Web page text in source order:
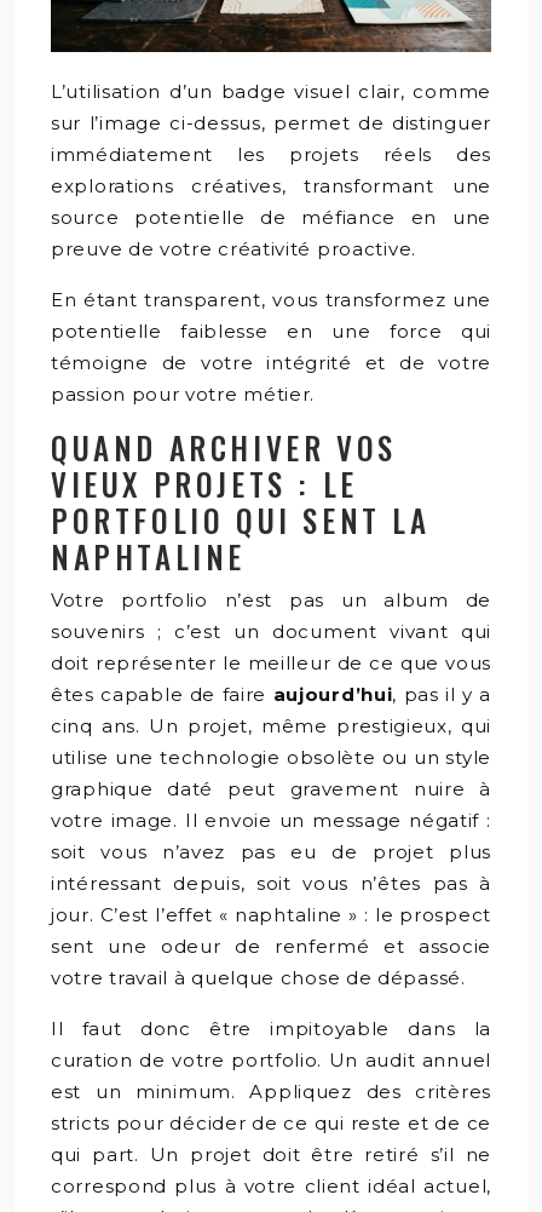
L’utilisation d’un badge visuel clair, comme
sur l’image ci-dessus, permet de distinguer
immédiatement les projets réels des
explorations créatives, transformant une
source potentielle de méfiance en une
preuve de votre créativité proactive.
En étant transparent, vous transformez une
potentielle faiblesse en une force qui
témoigne de votre intégrité et de votre
passion pour votre métier.
QUAND ARCHIVER VOS
VIEUX PROJETS : LE
PORTFOLIO QUI SENT LA
NAPHTALINE
Votre portfolio n’est pas un album de
souvenirs ; c’est un document vivant qui
doit représenter le meilleur de ce que vous
êtes capable de faire aujourd’hui, pas il y a
cinq ans. Un projet, même prestigieux, qui
utilise une technologie obsolète ou un style
graphique daté peut gravement nuire à
votre image. Il envoie un message négatif :
soit vous n’avez pas eu de projet plus
intéressant depuis, soit vous n’êtes pas à
jour. C’est l’effet « naphtaline » : le prospect
sent une odeur de renfermé et associe
votre travail à quelque chose de dépassé.
Il faut donc être impitoyable dans la
curation de votre portfolio. Un audit annuel
est un minimum. Appliquez des critères
stricts pour décider de ce qui reste et de ce
qui part. Un projet doit être retiré s’il ne
correspond plus à votre client idéal actuel,